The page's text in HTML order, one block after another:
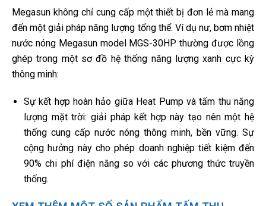
Megasun không chỉ cung cấp một thiết bị đơn lẻ mà mang
đến một giải pháp năng lượng tổng thể. Ví dụ nư, bơm nhiệt
nước nóng Megasun model MGS-30HP thường được lồng
ghép trong một sơ đồ hệ thống năng lượng xanh cực kỳ
thông minh:
Sự kết hợp hoàn hảo giữa Heat Pump và tấm thu năng
lượng mặt trời: giải pháp kết hợp này tạo nên một hệ
thống cung cấp nước nóng thông minh, bền vững. Sự
cộng hưởng này cho phép doanh nghiệp tiết kiệm đến
90% chi phí điện năng so với các phương thức truyền
thống.